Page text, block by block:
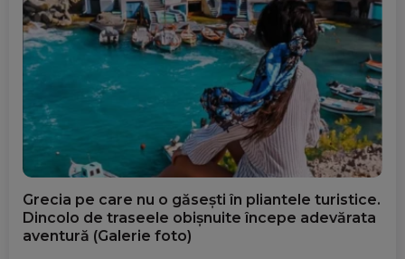
Grecia pe care nu o găsești în pliantele turistice.
Dincolo de traseele obișnuite începe adevărata
aventură (Galerie foto)